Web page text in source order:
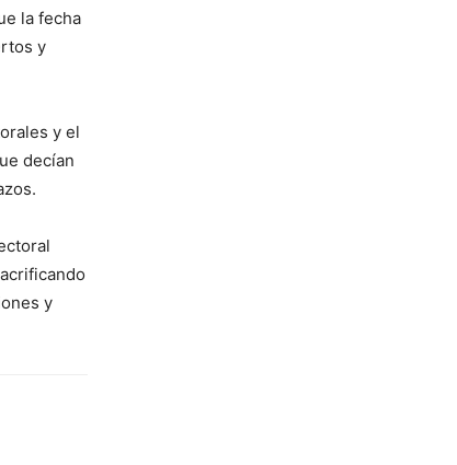
la fecha
y
y el
decían
y